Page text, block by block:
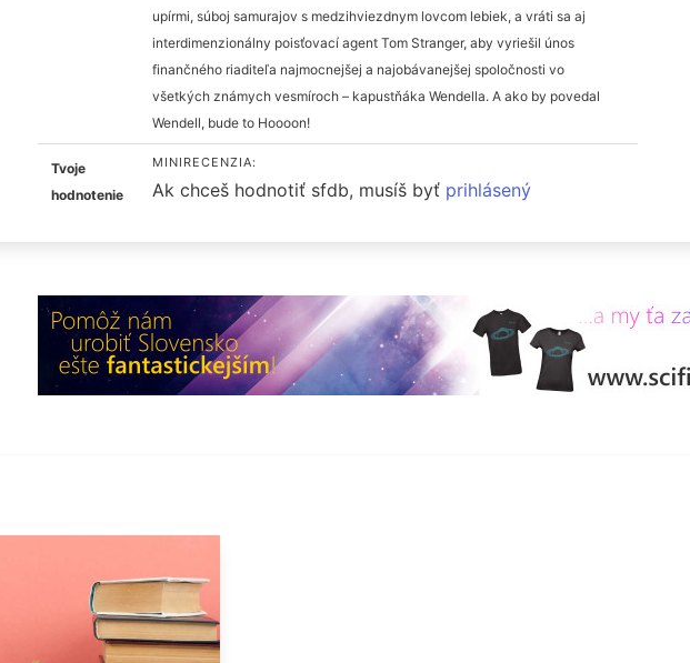
upírmi, súboj samurajov s medzihviezdnym lovcom lebiek, a vráti sa aj
interdimenzionálny poisťovací agent Tom Stranger, aby vyriešil únos
finančného riaditeľa najmocnejšej a najobávanejšej spoločnosti vo
všetkých známych vesmíroch – kapustňáka Wendella. A ako by povedal
Wendell, bude to Hoooon!
Tvoje
hodnotenie
MINIRECENZIA:
Ak chceš hodnotiť sfdb, musíš byť prihlásený